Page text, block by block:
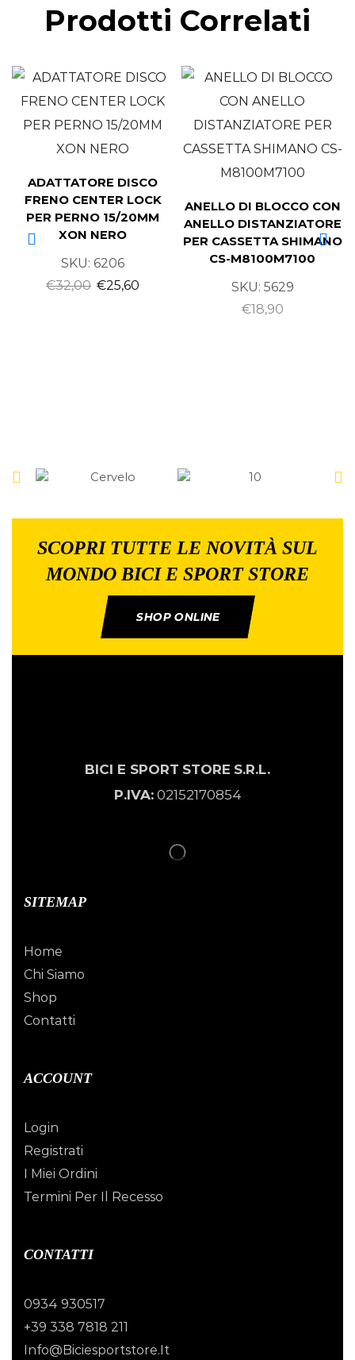
Prodotti Correlati
ADATTATORE DISCO
FRENO CENTER LOCK
PER PERNO 15/20MM
XON NERO
SKU: 6206
€32,00 €25,60
ANELLO DI BLOCCO CON
ANELLO DISTANZIATORE
PER CASSETTA SHIMANO
CS-M8100M7100
SKU: 5629
€18,90
SCOPRI TUTTE LE NOVITÀ SUL
MONDO BICI E SPORT STORE
SHOP ONLINE
BICI E SPORT STORE S.R.L.
P.IVA:02152170854
SITEMAP
Home
Chi Siamo
Shop
Contatti
ACCOUNT
Login
Registrati
I Miei Ordini
Termini Per Il Recesso
CONTATTI
0934 930517
+39 338 7818 211
Info@biciesportstore.it